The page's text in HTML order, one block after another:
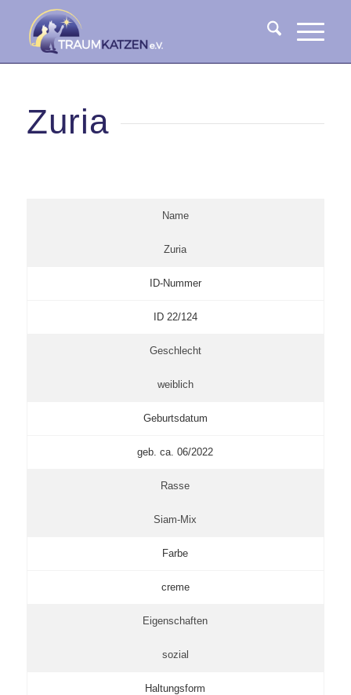
Zuria
Name
Zuria
ID-Nummer
ID 22/124
Geschlecht
weiblich
Geburtsdatum
geb. ca. 06/2022
Rasse
Siam-Mix
Farbe
creme
Eigenschaften
sozial
Haltungsform